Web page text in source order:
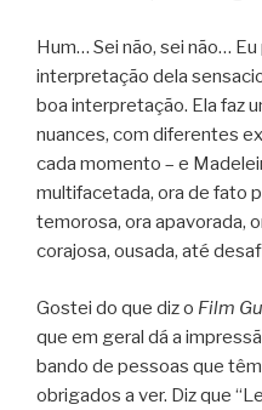
Hum… Sei não, sei não…
interpretação dela
boa interpretação. Ela faz
nuances, com diferentes
cada momento – e
multifacetada, ora de fato
temorosa, ora apavorada,
corajosa, ousada, até
Gostei do que diz o Film
que em geral dá a
bando de pessoas que
obrigados a ver. Diz que